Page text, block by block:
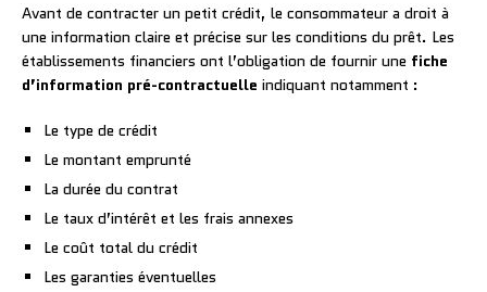
Avant de contracter un petit crédit, le consommateur a droit à
une information claire et précise sur les conditions du prêt. Les
établissements financiers ont l’obligation de fournir une fiche
d’information pré-contractuelle indiquant notamment :
Le type de crédit
Le montant emprunté
La durée du contrat
Le taux d’intérêt et les frais annexes
Le coût total du crédit
Les garanties éventuelles